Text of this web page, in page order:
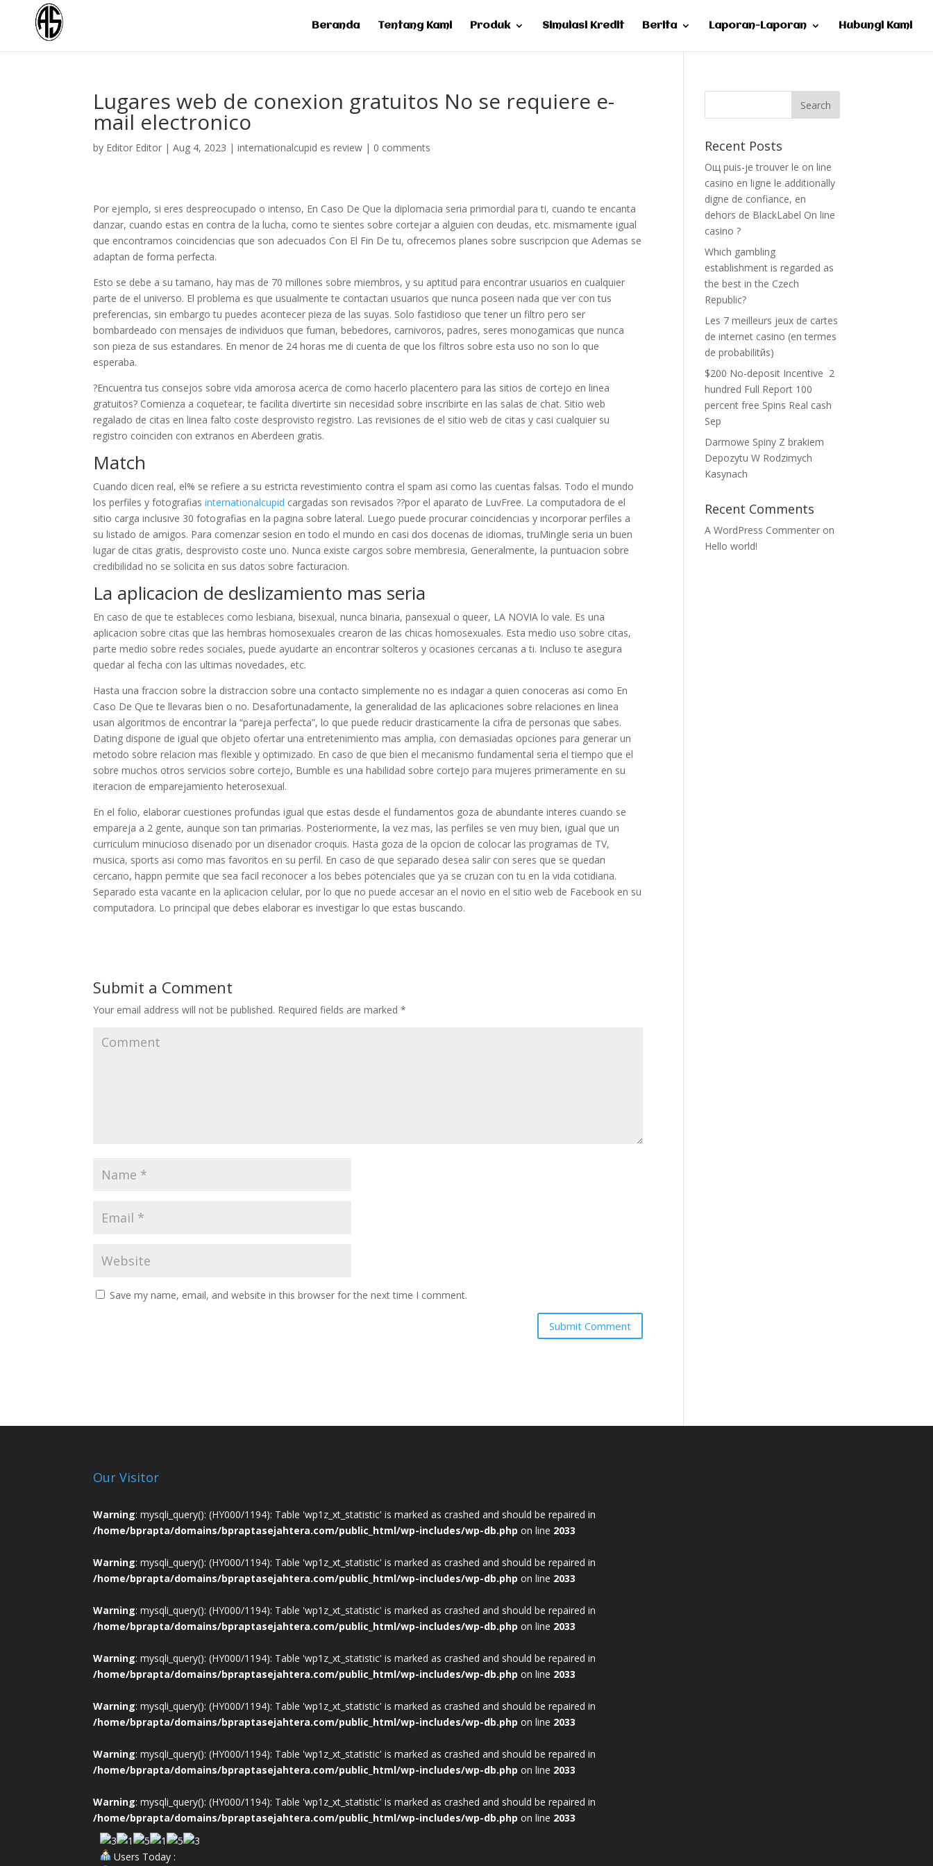
Beranda Tentang Kami Produk Simulasi Kredit Berita Laporan-Laporan Hubungi Kami
Lugares web de conexion gratuitos No se requiere e-
mail electronico
by Editor Editor |Aug 4, 2023 |internationalcupid es review | 0 comments
Por ejemplo, si eres despreocupado o intenso, En Caso De Que la diplomacia seri­a primordial para ti, cuando te encanta
danzar, cuando estas en contra de la lucha, como te sientes sobre cortejar a alguien con deudas, etc. mismamente igual
que encontramos coincidencias que son adecuados Con El Fin De tu, ofrecemos planes sobre suscripcion que Ademas se
adaptan de forma perfecta.
Esto se debe a su tamano, hay mas de 70 millones sobre miembros, y su aptitud para encontrar usuarios en cualquier
parte de el universo. El problema es que usualmente te contactan usuarios que nunca poseen nada que ver con tus
preferencias, sin embargo tu puedes acontecer pieza de las suyas. Solo fastidioso que tener un filtro pero ser
bombardeado con mensajes de individuos que fuman, bebedores, carnivoros, padres, seres monogamicas que nunca
son pieza de sus estandares. En menor de 24 horas me di cuenta de que los filtros sobre esta uso no son lo que
esperaba.
?Encuentra tus consejos sobre vida amorosa acerca de como hacerlo placentero para las sitios de cortejo en linea
gratuitos? Comienza a coquetear, te facilita divertirte sin necesidad sobre inscribirte en las salas de chat. Sitio web
regalado de citas en linea falto coste desprovisto registro. Las revisiones de el sitio web de citas y casi cualquier su
registro coinciden con extranos en Aberdeen gratis.
Match
Cuando dicen real, el% se refiere a su estricta revestimiento contra el spam asi­ como las cuentas falsas. Todo el mundo
los perfiles y fotografiasinternationalcupid cargadas son revisados ??por el aparato de LuvFree. La computadora de el
sitio carga inclusive 30 fotografias en la pagina sobre lateral. Luego puede procurar coincidencias y incorporar perfiles a
su listado de amigos. Para comenzar sesion en todo el mundo en casi dos docenas de idiomas, truMingle seri­a un buen
lugar de citas gratis, desprovisto coste uno. Nunca existe cargos sobre membresia, Generalmente, la puntuacion sobre
credibilidad no se solicita en sus datos sobre facturacion.
La aplicacion de deslizamiento mas seria
En caso de que te estableces como lesbiana, bisexual, nunca binaria, pansexual o queer, LA NOVIA lo vale. Es una
aplicacion sobre citas que las hembras homosexuales crearon de las chicas homosexuales. Esta medio uso sobre citas,
parte medio sobre redes sociales, puede ayudarte an encontrar solteros y ocasiones cercanas a ti. Incluso te asegura
quedar al fecha con las ultimas novedades, etc.
Hasta una fraccion sobre la distraccion sobre una contacto simplemente no es indagar a quien conoceras asi­ como En
Caso De Que te llevaras bien o no. Desafortunadamente, la generalidad de las aplicaciones sobre relaciones en linea
usan algoritmos de encontrar la “pareja perfecta”, lo que puede reducir drasticamente la cifra de personas que sabes.
Dating dispone de igual que objeto ofertar una entretenimiento mas amplia, con demasiadas opciones para generar un
metodo sobre relacion mas flexible y optimizado. En caso de que bien el mecanismo fundamental seri­a el tiempo que el
sobre muchos otros servicios sobre cortejo, Bumble es una habilidad sobre cortejo para mujeres primeramente en su
iteracion de emparejamiento heterosexual.
En el folio, elaborar cuestiones profundas igual que estas desde el fundamentos goza de abundante interes cuando se
empareja a 2 gente, aunque son tan primarias. Posteriormente, la vez mas, las perfiles se ven muy bien, igual que un
curriculum minucioso disenado por un disenador croquis. Hasta goza de la opcion de colocar las programas de TV,
musica, sports asi­ como mas favoritos en su perfil. En caso de que separado desea salir con seres que se quedan
cercano, happn permite que sea facil reconocer a los bebes potenciales que ya se cruzan con tu en la vida cotidiana.
Separado esta vacante en la aplicacion celular, por lo que no puede accesar an el novio en el sitio web de Facebook en su
computadora. Lo principal que debes elaborar es investigar lo que estas buscando.
Submit a Comment
Your email address will not be published. Required fields are marked*
Save my name, email, and website in this browser for the next time I comment.
Recent Posts
Oщ puis-je trouver le on line
casino en ligne le additionally
digne de confiance, en
dehors de BlackLabel On line
casino ?
Which gambling
establishment is regarded as
the best in the Czech
Republic?
Les 7 meilleurs jeux de cartes
de internet casino (en termes
de probabilitйs)
$200 No-deposit Incentive ️ 2
hundred Full Report 100
percent free Spins Real cash
Sep
Darmowe Spiny Z brakiem
Depozytu W Rodzimych
Kasynach
Recent Comments
A WordPress Commenter on
Hello world!
Our Visitor
Warning: mysqli_query(): (HY000/1194): Table 'wp1z_xt_statistic' is marked as crashed and should be repaired in
/home/bprapta/domains/bpraptasejahtera.com/public_html/wp-includes/wp-db.php on line 2033
Warning: mysqli_query(): (HY000/1194): Table 'wp1z_xt_statistic' is marked as crashed and should be repaired in
/home/bprapta/domains/bpraptasejahtera.com/public_html/wp-includes/wp-db.php on line 2033
Warning: mysqli_query(): (HY000/1194): Table 'wp1z_xt_statistic' is marked as crashed and should be repaired in
/home/bprapta/domains/bpraptasejahtera.com/public_html/wp-includes/wp-db.php on line 2033
Warning: mysqli_query(): (HY000/1194): Table 'wp1z_xt_statistic' is marked as crashed and should be repaired in
/home/bprapta/domains/bpraptasejahtera.com/public_html/wp-includes/wp-db.php on line 2033
Warning: mysqli_query(): (HY000/1194): Table 'wp1z_xt_statistic' is marked as crashed and should be repaired in
/home/bprapta/domains/bpraptasejahtera.com/public_html/wp-includes/wp-db.php on line 2033
Warning: mysqli_query(): (HY000/1194): Table 'wp1z_xt_statistic' is marked as crashed and should be repaired in
/home/bprapta/domains/bpraptasejahtera.com/public_html/wp-includes/wp-db.php on line 2033
Warning: mysqli_query(): (HY000/1194): Table 'wp1z_xt_statistic' is marked as crashed and should be repaired in
/home/bprapta/domains/bpraptasejahtera.com/public_html/wp-includes/wp-db.php on line 2033
Users Today :